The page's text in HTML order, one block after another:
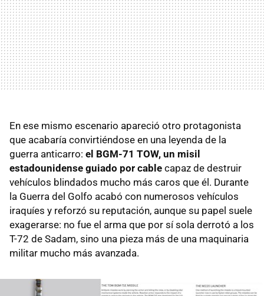
En ese mismo escenario apareció otro protagonista
que acabaría convirtiéndose en una leyenda de la
guerra anticarro: el BGM-71 TOW, un misil
estadounidense guiado por cable capaz de destruir
vehículos blindados mucho más caros que él. Durante
la Guerra del Golfo acabó con numerosos vehículos
iraquíes y reforzó su reputación, aunque su papel suele
exagerarse: no fue el arma que por sí sola derrotó a los
T-72 de Sadam, sino una pieza más de una maquinaria
militar mucho más avanzada.